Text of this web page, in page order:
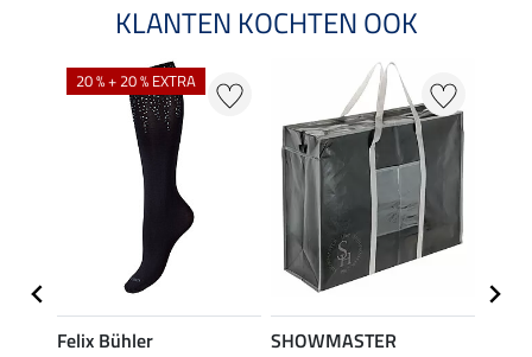
KLANTEN KOCHTEN OOK
20 % + 20 % EXTRA
Felix Bühler
SHOWMASTER